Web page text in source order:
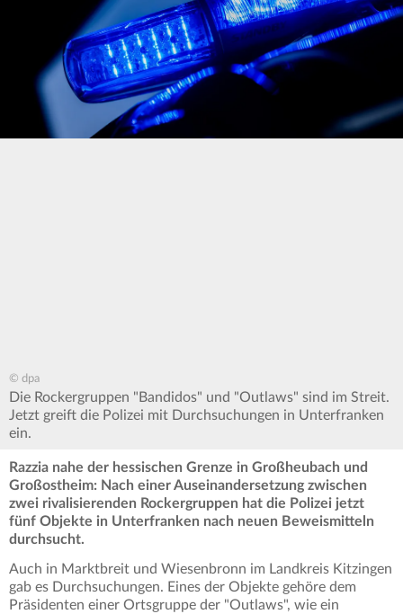
© dpa
Die Rockergruppen "Bandidos" und "Outlaws" sind im Streit.
Jetzt greift die Polizei mit Durchsuchungen in Unterfranken
ein.
Razzia nahe der hessischen Grenze in Großheubach und
Großostheim: Nach einer Auseinandersetzung zwischen
zwei rivalisierenden Rockergruppen hat die Polizei jetzt
fünf Objekte in Unterfranken nach neuen Beweismitteln
durchsucht.
Auch in Marktbreit und Wiesenbronn im Landkreis Kitzingen
gab es Durchsuchungen. Eines der Objekte gehöre dem
Präsidenten einer Ortsgruppe der "Outlaws", wie ein